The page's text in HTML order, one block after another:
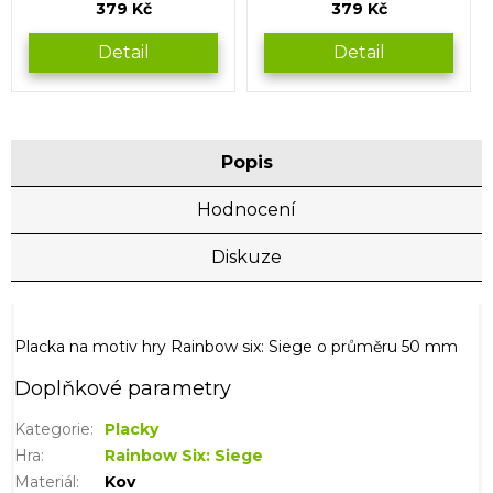
379 Kč
Detail
379 Kč
Detail
Popis
Hodnocení
Diskuze
Placka na motiv hry Rainbow six: Siege o průměru 50 mm
Doplňkové parametry
Kategorie:
Placky
Hra:
Rainbow Six: Siege
Materiál :
Kov